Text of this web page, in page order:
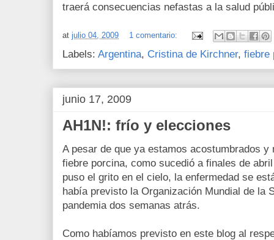
traerá consecuencias nefastas a la salud
at julio 04, 2009 1 comentario:
Labels: Argentina, Cristina de Kirchner, fiebre
junio 17, 2009
AH1N!: frío y elecciones
A pesar de que ya estamos acostumbrados y
fiebre porcina, como sucedió a finales de
puso el grito en el cielo, la enfermedad se
había previsto la Organización Mundial de la
pandemia dos semanas atrás.
Como habíamos previsto en este blog al